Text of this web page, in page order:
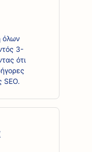
όλων
3-
ότι
SEO.